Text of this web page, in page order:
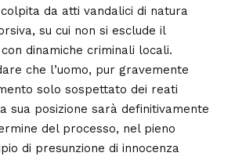
da atti vandalici di natura
su cui non si esclude il
dinamiche criminali locali.
che l’uomo, pur gravemente
solo sospettato dei reati
sua posizione sarà definitivamente
del processo, nel pieno
di presunzione di innocenza